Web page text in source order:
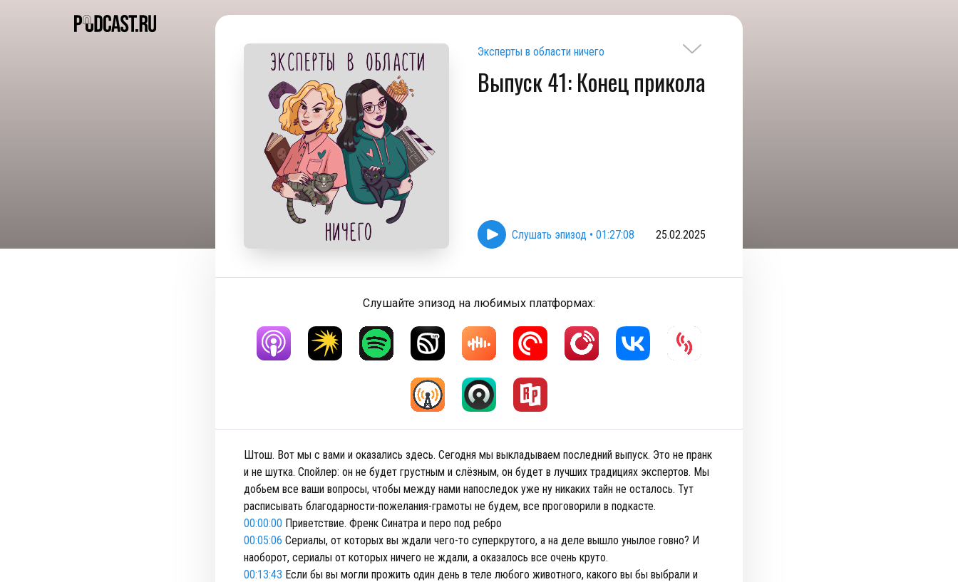
Эксперты в области ничего
Выпуск 41: Конец прикола
Слушать эпизод • 01:27:08 25.02.2025
Слушайте эпизод на любимых платформах:
Штош. Вот мы с вами и оказались здесь. Сегодня мы выкладываем последний выпуск. Это не пранк
и не шутка. Спойлер: он не будет грустным и слёзным, он будет в лучших традициях экспертов. Мы
добьем все ваши вопросы, чтобы между нами напоследок уже ну никаких тайн не осталось. Тут
расписывать благодарности-пожелания-грамоты не будем, все проговорили в подкасте.
00:00:00 Приветствие. Френк Синатра и перо под ребро
00:05:06 Сериалы, от которых вы ждали чего-то суперкрутого, а на деле вышло унылое говно? И
наоборот, сериалы от которых ничего не ждали, а оказалось все очень круто.
00:13:43 Если бы вы могли прожить один день в теле любого животного, какого вы бы выбрали и